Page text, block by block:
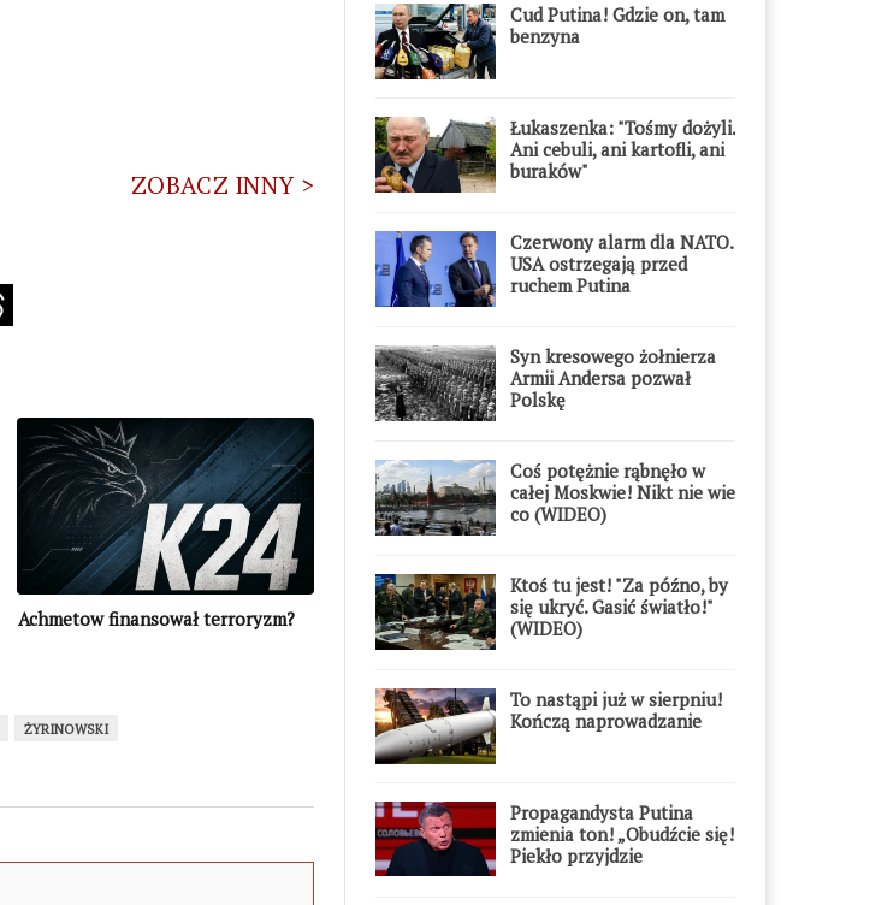
ZOBACZ INNY >
Achmetow finansował terroryzm?
ŻYRINOWSKI
Cud Putina! Gdzie on, tam
benzyna
Łukaszenka: "Tośmy dożyli.
Ani cebuli, ani kartofli, ani
buraków"
Czerwony alarm dla NATO.
USA ostrzegają przed
ruchem Putina
Syn kresowego żołnierza
Armii Andersa pozwał
Polskę
Coś potężnie rąbnęło w
całej Moskwie! Nikt nie wie
co (WIDEO)
Ktoś tu jest! "Za późno, by
się ukryć. Gasić światło!"
(WIDEO)
To nastąpi już w sierpniu!
Kończą naprowadzanie
Propagandysta Putina
zmienia ton! „Obudźcie się!
Piekło przyjdzie